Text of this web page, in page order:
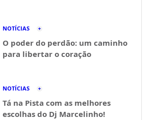
NOTÍCIAS
O poder do perdão: um caminho
para libertar o coração
NOTÍCIAS
Tá na Pista com as melhores
escolhas do Dj Marcelinho!